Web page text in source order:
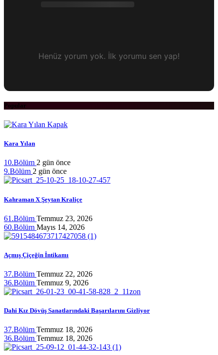
Henüz yorum yok. İlk yorumu sen yap!
Popular
Kara Yılan
10.Bölüm 2 gün önce
9.Bölüm 2 gün önce
Kahraman X Şeytan Kraliçe
61.Bölüm Temmuz 23, 2026
60.Bölüm Mayıs 14, 2026
Açmış Çiçeğin İntikamı
37.Bölüm Temmuz 22, 2026
36.Bölüm Temmuz 9, 2026
Dahi Kız Dövüş Sanatlarındaki Başarılarını Gizliyor
37.Bölüm Temmuz 18, 2026
36.Bölüm Temmuz 18, 2026